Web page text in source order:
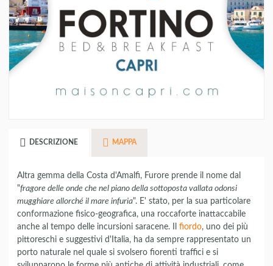
DESCRIZIONE MAPPA
Altra gemma della Costa d'Amalfi, Furore prende il nome dal
"fragore delle onde che nel piano della sottoposta vallata odonsi
mugghiare allorché il mare infuria". E' stato, per la sua particolare
conformazione fisico-geografica, una roccaforte inattaccabile
anche al tempo delle incursioni saracene. Il fiordo, uno dei più
pittoreschi e suggestivi d'Italia, ha da sempre rappresentato un
porto naturale nel quale si svolsero fiorenti traffici e si